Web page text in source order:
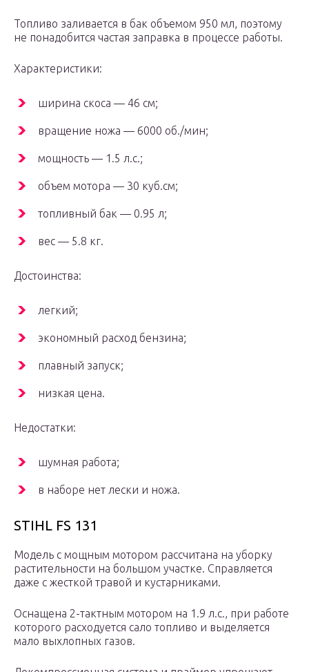
Топливо заливается в бак объемом 950 мл, поэтому
не понадобится частая заправка в процессе работы.
Характеристики:
ширина скоса — 46 см;
вращение ножа — 6000 об./мин;
мощность — 1.5 л.с.;
объем мотора — 30 куб.см;
топливный бак — 0.95 л;
вес — 5.8 кг.
Достоинства:
легкий;
экономный расход бензина;
плавный запуск;
низкая цена.
Недостатки:
шумная работа;
в наборе нет лески и ножа.
STIHL FS 131
Модель с мощным мотором рассчитана на уборку
растительности на большом участке. Справляется
даже с жесткой травой и кустарниками.
Оснащена 2-тактным мотором на 1.9 л.с., при работе
которого расходуется сало топливо и выделяется
мало выхлопных газов.